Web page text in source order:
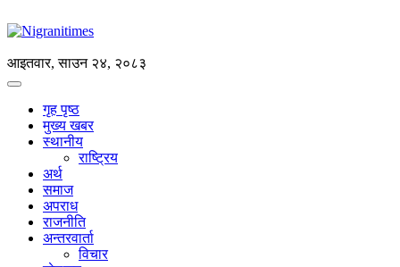
आइतवार, साउन २४, २०८३
गृह पृष्ठ
मुख्य खबर
स्थानीय
राष्ट्रिय
अर्थ
समाज
अपराध
राजनीति
अन्तरवार्ता
विचार